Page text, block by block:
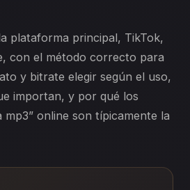
plataforma principal, TikTok,
con el método correcto para
y bitrate elegir según el uso,
importan, y por qué los
mp3” online son típicamente la